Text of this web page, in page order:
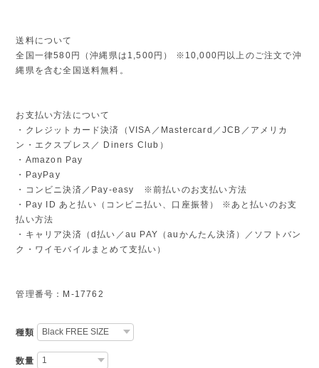
送料について
全国一律580円（沖縄県は1,500円） ※10,000円以上のご注文で沖
縄県を含む全国送料無料。
お支払い方法について
・クレジットカード決済（VISA／Mastercard／JCB／アメリカ
ン・エクスプレス／ Diners Club）
・Amazon Pay
・PayPay
・コンビニ決済／Pay-easy ※前払いのお支払い方法
・Pay ID あと払い（コンビニ払い、口座振替） ※あと払いのお支
払い方法
・キャリア決済（d払い／au PAY（auかんたん決済）／ソフトバン
ク・ワイモバイルまとめて支払い）
管理番号：M-17762
種類
数量